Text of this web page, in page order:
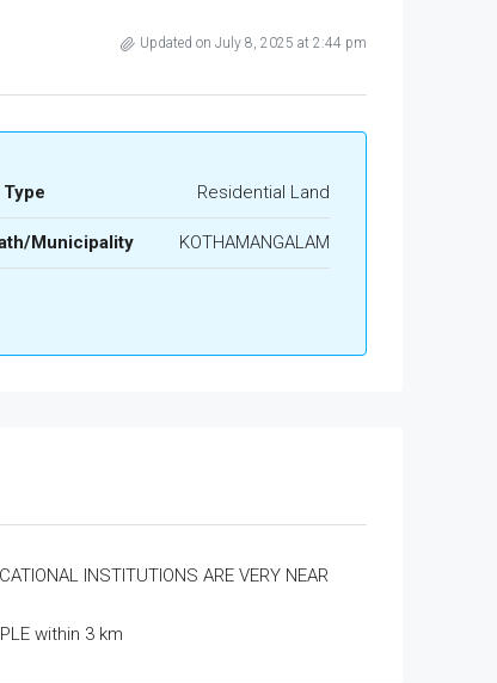
Updated on July 8, 2025 at 2:44 pm
Residential Land
Municipality KOTHAMANGALAM
INSTITUTIONS ARE VERY NEAR
within 3 km